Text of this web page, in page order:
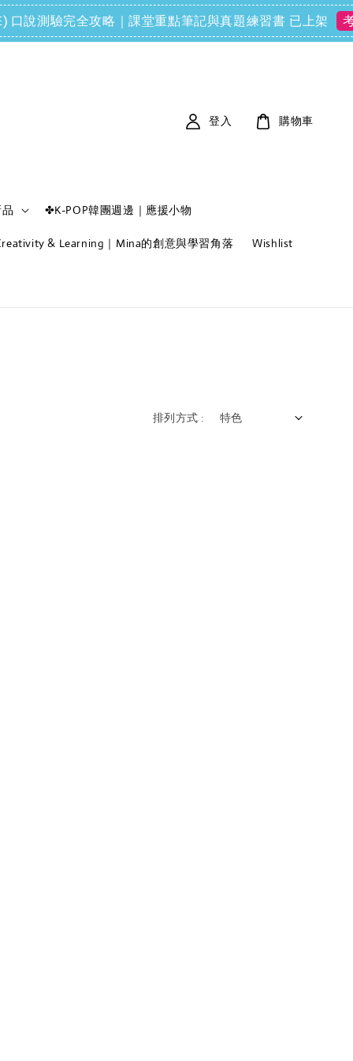
說測驗完全攻略｜課堂重點筆記與真題練習書 已上架 考
✤K-POP韓團週邊｜應援小物
& Learning｜Mina的創意與學習角落 Wishlist
登入 購物車
排列方式 :